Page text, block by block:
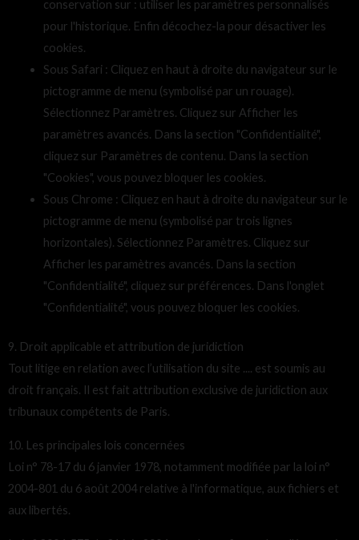
conservation sur : utiliser les paramètres personnalisés
pour l'historique. Enfin décochez-la pour désactiver les
cookies.
Sous Safari : Cliquez en haut à droite du navigateur sur le
pictogramme de menu (symbolisé par un rouage).
Sélectionnez Paramètres. Cliquez sur Afficher les
paramètres avancés. Dans la section "Confidentialité",
cliquez sur Paramètres de contenu. Dans la section
"Cookies", vous pouvez bloquer les cookies.
Sous Chrome : Cliquez en haut à droite du navigateur sur le
pictogramme de menu (symbolisé par trois lignes
horizontales). Sélectionnez Paramètres. Cliquez sur
Afficher les paramètres avancés. Dans la section
"Confidentialité", cliquez sur préférences. Dans l'onglet
"Confidentialité", vous pouvez bloquer les cookies.
9. Droit applicable et attribution de juridiction
Tout litige en relation avec l’utilisation du site .... est soumis au
droit français. Il est fait attribution exclusive de juridiction aux
tribunaux compétents de Paris.
10. Les principales lois concernées
Loi n° 78-17 du 6 janvier 1978, notamment modifiée par la loi n°
2004-801 du 6 août 2004 relative à l'informatique, aux fichiers et
aux libertés.